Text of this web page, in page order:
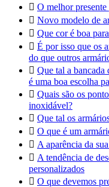
 O melhor presente
 Novo modelo de
 Que cor é boa
 É por isso que os
do que outros
 Que tal a
é uma boa escolha
 Quais são os
inoxidável?
 Que tal os
 O que é um
 A aparência da
 A tendência de
personalizados
 O que devemos